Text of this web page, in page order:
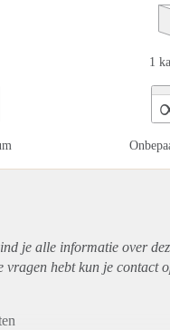
1
je alle informatie over
vragen hebt kun je contact